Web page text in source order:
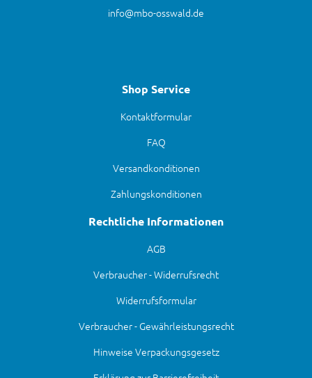
info@mbo-osswald.de
Shop Service
Kontaktformular
FAQ
Versandkonditionen
Zahlungskonditionen
Rechtliche Informationen
AGB
Verbraucher - Widerrufsrecht
Widerrufsformular
Verbraucher - Gewährleistungsrecht
Hinweise Verpackungsgesetz